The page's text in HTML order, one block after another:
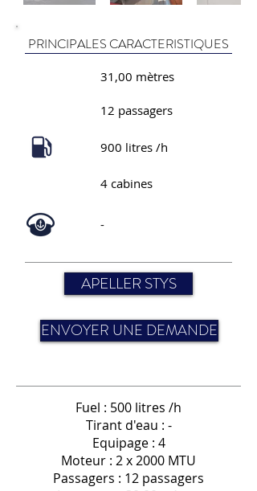
PRINCIPALES CARACTERISTIQUES
31,00 mètres
12 passagers
900 litres /h
4 cabines
-
APELLER STYS
ENVOYER UNE DEMANDE
Fuel : 500 litres /h
Tirant d'eau : -
Equipage : 4
Moteur : 2 x 2000 MTU
Passagers : 12 passagers